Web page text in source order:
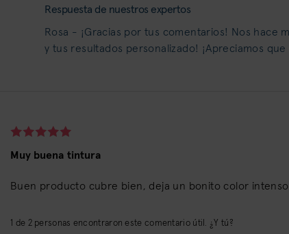
Respuesta de nuestros expertos
Rosa - ¡Gracias por tus comentarios! Nos hace
y tus resultados personalizado! ¡Apreciamos
Muy buena tintura
Buen producto cubre bien, deja un bonito color
1 de 2personas encontraron este comentario útil. ¿Y tú?